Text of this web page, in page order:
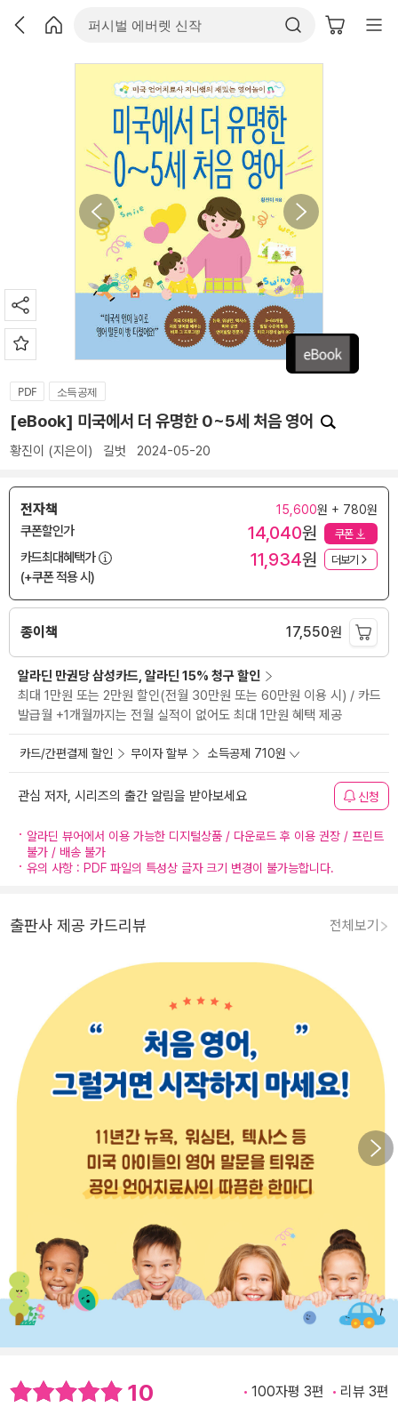
PDF 소득공제
[eBook] 미국에서 더 유명한 0~5세 처음 영어
황진이 (지은이) 길벗 2024-05-20
전자책 15,600원 + 780원
쿠폰할인가 14,040원 쿠폰
카드최대혜택가
(+쿠폰 적용 시)
11,934원 더보기
종이책 17,550원
알라딘 만권당 삼성카드, 알라딘 15% 청구 할인
최대 1만원 또는 2만원 할인(전월 30만원 또는 60만원 이용 시) / 카드
발급월 +1개월까지는 전월 실적이 없어도 최대 1만원 혜택 제공
카드/간편결제 할인 무이자 할부 소득공제 710원
관심 저자, 시리즈의 출간 알림을 받아보세요 신청
알라딘 뷰어에서 이용 가능한 디지털상품 / 다운로드 후 이용 권장 / 프린트
불가 / 배송 불가
유의 사항 : PDF 파일의 특성상 글자 크기 변경이 불가능합니다.
출판사 제공 카드리뷰 전체보기
10 100자평 3편 리뷰 3편